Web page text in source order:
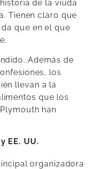
de la viuda
Tienen claro que
que en el que
Además de
los
llevan a la
que los
han
EE. UU.
organizadora